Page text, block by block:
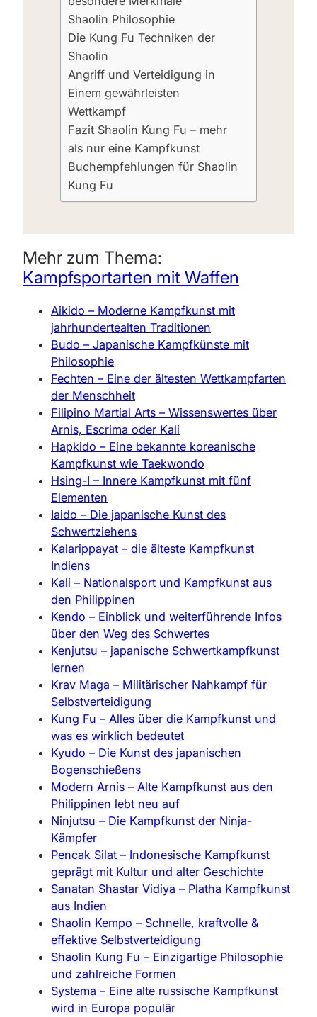
Shaolin Philosophie
Die Kung Fu Techniken der
Shaolin
Angriff und Verteidigung in
Einem gewährleisten
Wettkampf
Fazit Shaolin Kung Fu – mehr
als nur eine Kampfkunst
Buchempfehlungen für Shaolin
Kung Fu
Mehr zum Thema:
Kampfsportarten mit Waffen
Aikido – Moderne Kampfkunst mit
jahrhundertealten Traditionen
Budo – Japanische Kampfkünste mit
Philosophie
Fechten – Eine der ältesten Wettkampfarten
der Menschheit
Filipino Martial Arts – Wissenswertes über
Arnis, Escrima oder Kali
Hapkido – Eine bekannte koreanische
Kampfkunst wie Taekwondo
Hsing-I – Innere Kampfkunst mit fünf
Elementen
Iaido – Die japanische Kunst des
Schwertziehens
Kalarippayat – die älteste Kampfkunst
Indiens
Kali – Nationalsport und Kampfkunst aus
den Philippinen
Kendo – Einblick und weiterführende Infos
über den Weg des Schwertes
Kenjutsu – japanische Schwertkampfkunst
lernen
Krav Maga – Militärischer Nahkampf für
Selbstverteidigung
Kung Fu – Alles über die Kampfkunst und
was es wirklich bedeutet
Kyudo – Die Kunst des japanischen
Bogenschießens
Modern Arnis – Alte Kampfkunst aus den
Philippinen lebt neu auf
Ninjutsu – Die Kampfkunst der Ninja-
Kämpfer
Pencak Silat – Indonesische Kampfkunst
geprägt mit Kultur und alter Geschichte
Sanatan Shastar Vidiya – Platha Kampfkunst
aus Indien
Shaolin Kempo – Schnelle, kraftvolle &
effektive Selbstverteidigung
Shaolin Kung Fu – Einzigartige Philosophie
und zahlreiche Formen
Systema – Eine alte russische Kampfkunst
wird in Europa populär